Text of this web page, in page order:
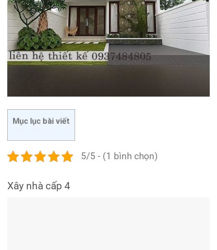
Mục lục bài viết
5/5 - (1 bình chọn)
Xây nhà cấp 4